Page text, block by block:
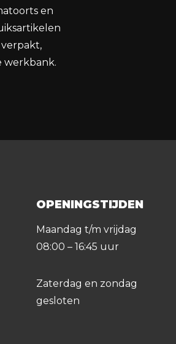
en
werkbank.
OPENINGSTIJDEN
Maandag t/m vrijdag
08:00 – 16:45 uur
Zaterdag en zondag
gesloten